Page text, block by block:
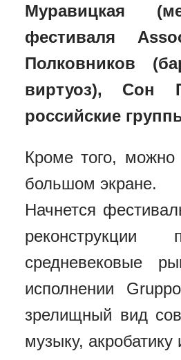
Муравицкая (м
фестиваля
Полковников
виртуоз), Сон
российские
Кроме того, можно
большом экране.
Начнется
реконструкции
средневековые
исполнении
зрелищный вид
музыку,